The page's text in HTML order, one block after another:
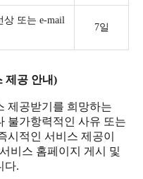
또는 e-mail
7일
제공 안내)
제공받기를 희망하는
불가항력적인 사유 또는
시적인 서비스 제공이
비스 홈페이지 게시 및
다.